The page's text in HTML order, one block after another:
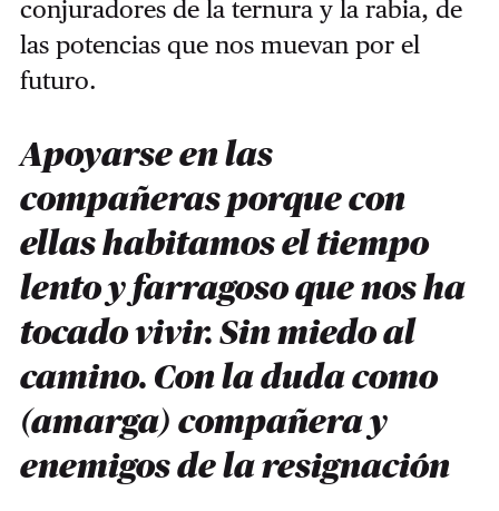
conjuradores de la ternura y la rabia, de
las potencias que nos muevan por el
futuro.
Apoyarse en las
compañeras porque con
ellas habitamos el tiempo
lento y farragoso que nos ha
tocado vivir. Sin miedo al
camino. Con la duda como
(amarga) compañera y
enemigos de la resignación